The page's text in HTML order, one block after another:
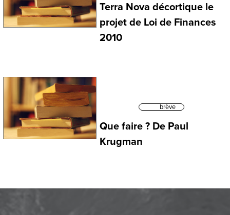
Terra Nova décortique le
projet de Loi de Finances
2010
brève
Que faire ? De Paul
Krugman